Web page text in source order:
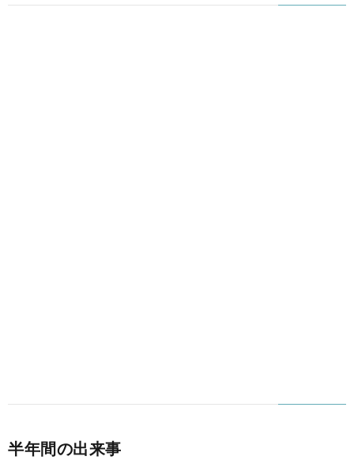
半年間の出来事